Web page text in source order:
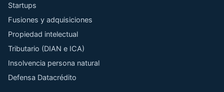
Startups
Fusiones y adquisiciones
Propiedad intelectual
Tributario (DIAN e ICA)
Insolvencia persona natural
Defensa Datacrédito